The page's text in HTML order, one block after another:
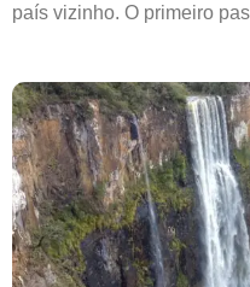
país vizinho. O primeiro